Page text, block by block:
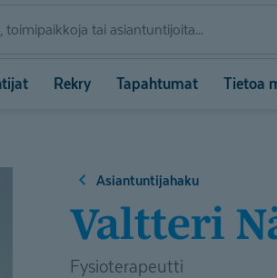
Rekry Tapahtumat Tietoa
Asiantuntijahaku
Valtteri
Fysioterapeutti